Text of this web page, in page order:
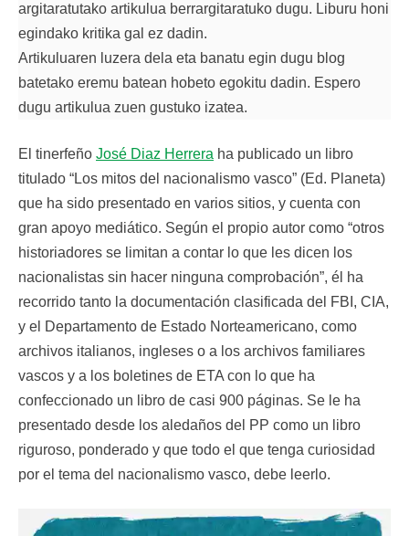
argitaratutako artikulua berrargitaratuko dugu. Liburu honi
egindako kritika gal ez dadin.
Artikuluaren luzera dela eta banatu egin dugu blog
batetako eremu batean hobeto egokitu dadin. Espero
dugu artikulua zuen gustuko izatea.
El tinerfeño José Diaz Herrera ha publicado un libro
titulado “Los mitos del nacionalismo vasco” (Ed. Planeta)
que ha sido presentado en varios sitios, y cuenta con
gran apoyo mediático. Según el propio autor como “otros
historiadores se limitan a contar lo que les dicen los
nacionalistas sin hacer ninguna comprobación”, él ha
recorrido tanto la documentación clasificada del FBI, CIA,
y el Departamento de Estado Norteamericano, como
archivos italianos, ingleses o a los archivos familiares
vascos y a los boletines de ETA con lo que ha
confeccionado un libro de casi 900 páginas. Se le ha
presentado desde los aledaños del PP como un libro
riguroso, ponderado y que todo el que tenga curiosidad
por el tema del nacionalismo vasco, debe leerlo.